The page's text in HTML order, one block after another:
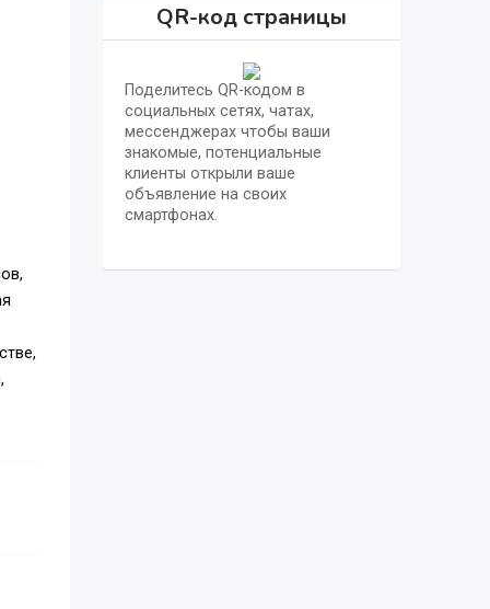
QR-код страницы
Поделитесь QR-кодом в
социальных сетях, чатах,
мессенджерах чтобы ваши
знакомые, потенциальные
клиенты открыли ваше
объявление на своих
смартфонах.